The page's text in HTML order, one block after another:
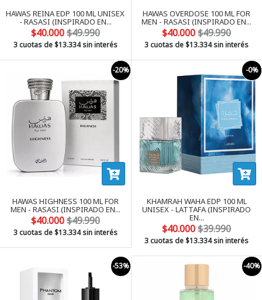
HAWAS REINA EDP 100 ML UNISEX
- RASASI (INSPIRADO EN...
$40.000$49.990
3 cuotas de$13.334sin interés
HAWAS OVERDOSE 100 ML FOR
MEN - RASASI (INSPIRADO EN...
$40.000$49.990
3 cuotas de$13.334sin interés
-20%
HAWAS HIGHNESS 100 ML FOR
MEN - RASASI (INSPIRADO EN...
$40.000$49.990
3 cuotas de$13.334sin interés
-0%
KHAMRAH WAHA EDP 100 ML
UNISEX - LATTAFA (INSPIRADO
EN...
$40.000$39.990
3 cuotas de$13.334sin interés
-53% -40%